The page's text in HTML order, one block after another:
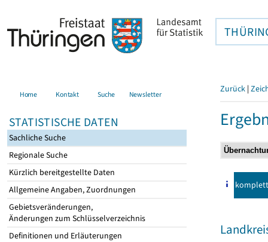
Home Kontakt Suche Newsletter
STATISTISCHE DATEN
Sachliche Suche
Regionale Suche
Kürzlich bereitgestellte Daten
Allgemeine Angaben, Zuordnungen
Gebietsveränderungen,
Änderungen zum Schlüsselverzeichnis
Definitionen und Erläuterungen
Zurück |
komplett